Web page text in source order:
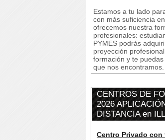
Estamos a tu lado
con más suficiencia
ofrecemos nuestra
profesionales:
PYMES podrás
proyección
formación y te
que nos encontramos.
CENTROS DE
2026
DISTANCIA en
Centro Privado con